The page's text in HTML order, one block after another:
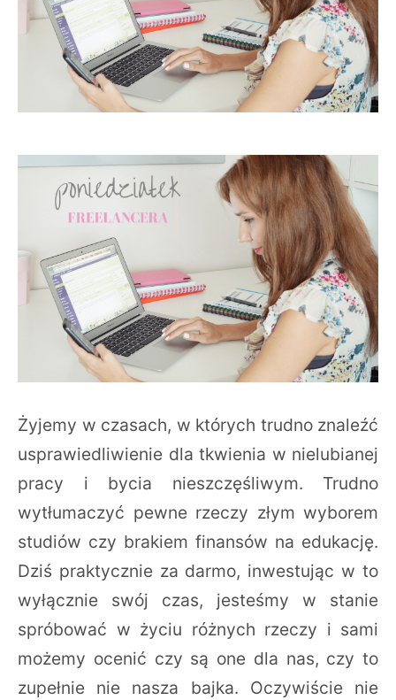
Żyjemy w czasach, w których trudno znaleźć
usprawiedliwienie dla tkwienia w nielubianej
pracy i bycia nieszczęśliwym. Trudno
wytłumaczyć pewne rzeczy złym wyborem
studiów czy brakiem finansów na edukację.
Dziś praktycznie za darmo, inwestując w to
wyłącznie swój czas, jesteśmy w stanie
spróbować w życiu różnych rzeczy i sami
możemy ocenić czy są one dla nas, czy to
zupełnie nie nasza bajka. Oczywiście nie